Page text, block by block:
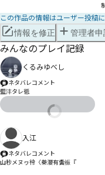
この作品の情報はユーザー投稿
情報を修正 管理者申
みんなのプレイ記録
くるみゆべし
ネタバレコメント
藍沣タレ彽
入江
ネタバレコメント
山秒メヌヮ彾〈桊瀴有夤祳『